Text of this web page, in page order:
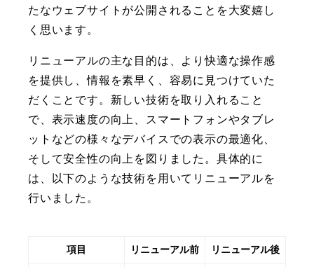
たなウェブサイトが公開されることを大変嬉し
く思います。
リニューアルの主な目的は、より快適な操作感
を提供し、情報を素早く、容易に見つけていた
だくことです。新しい技術を取り入れること
で、表示速度の向上、スマートフォンやタブレ
ットなどの様々なデバイスでの表示の最適化、
そして安全性の向上を図りました。具体的に
は、以下のような技術を用いてリニューアルを
行いました。
項目 リニューアル前
リニューアル後